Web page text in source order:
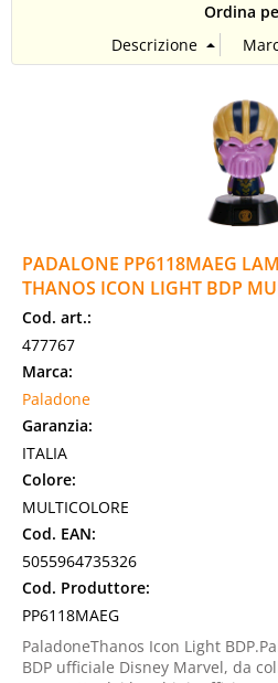
Ordina
PADALONE PP6118MAEG
THANOS ICON LIGHT BDP
Cod. art.:
477767
Marca:
Paladone
Garanzia:
ITALIA
Colore:
MULTICOLORE
Cod. EAN:
5055964735326
Cod. Produttore:
PP6118MAEG
PaladoneThanos Icon Light
BDP ufficiale Disney Marvel, da